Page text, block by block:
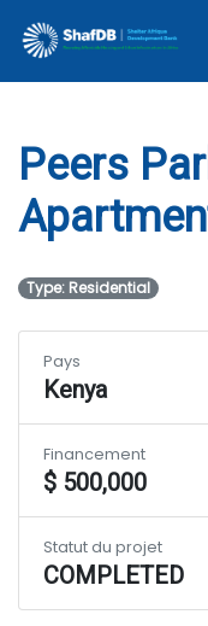
Projet
Peers
Type: Residential
Pays
Kenya
Financement
$ 500,000
Statut du projet
COMPLETED